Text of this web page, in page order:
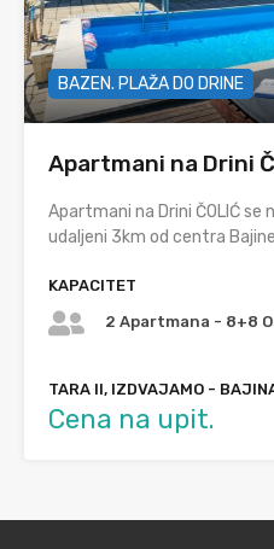
BAZEN. PLAŽA DO DRINE
Apartmani na Drini
Apartmani na Drini ČOLIĆ
udaljeni 3km od centra
KAPACITET
2 Apartmana - 8+8
TARA II, IZDVAJAMO -
Cena na upit.